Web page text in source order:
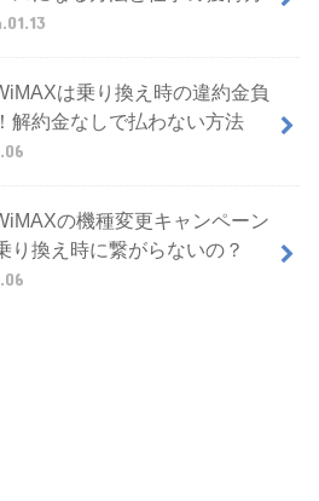
は乗り換え時の違約金負
解約金なしで払わない方法
の機種変更キャンペーン
り換え時に繋がらないの？